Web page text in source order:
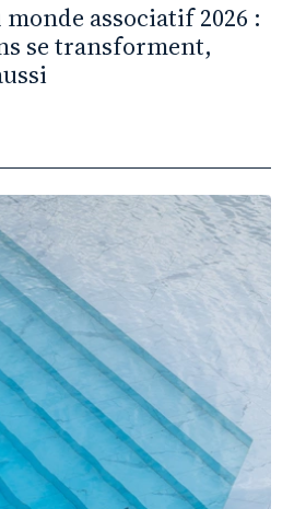
associatif 2026 :
se transforment,